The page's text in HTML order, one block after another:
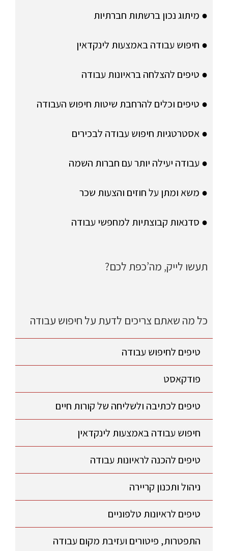
● מיתוג נכון ברשתות חברתיות
● חיפוש עבודה באמצעות לינקדאין
● טיפים להצלחה בראיונות עבודה
● טיפים וכלים להרחבת שיטות חיפוש העבודה
● אסטרטגיות חיפוש עבודה לבכירים
● עבודה יעילה יותר עם חברות השמה
● משא ומתן על חוזים והצעות שכר
● סדנאות קבוצתיות למחפשי עבודה
תעשו לייק, מה’כפת לכם?
כל מה שאתם צריכים לדעת על חיפוש עבודה
טיפים לחיפוש עבודה
פודקאסט
טיפים לכתיבה ולשליחה של קורות חיים
חיפוש עבודה באמצעות לינקדאין
טיפים להכנה לראיונות עבודה
ניהול ותכנון קריירה
טיפים לראיונות טלפוניים
התפטרות, פיטורים ועזיבת מקום עבודה